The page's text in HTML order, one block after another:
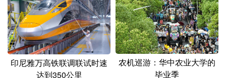
多语种频道
English Español Français عربى
印尼雅万高铁联调联试时速
达到350公里
农机巡游：华中农业大学的
毕业季